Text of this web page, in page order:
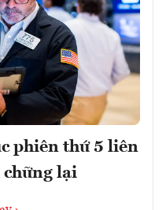
phiên thứ 5 liên
chững lại